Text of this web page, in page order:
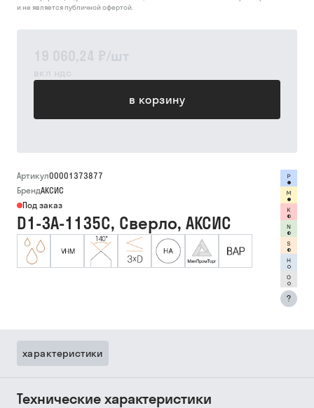
19 060,24 ₽/шт
вкл ндс
в корзину
и не является публичной офертой.
Артикул00001373877
БрендАКСИС
Под заказ
D1-3A-1135C, Сверло, АКСИС
?
характеристики
Технические характеристики